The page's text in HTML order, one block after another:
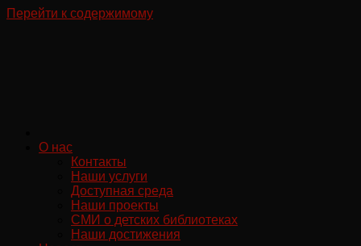
Перейти к содержимому
О нас
Контакты
Наши услуги
Доступная среда
Наши проекты
СМИ о детских библиотеках
Наши достижения